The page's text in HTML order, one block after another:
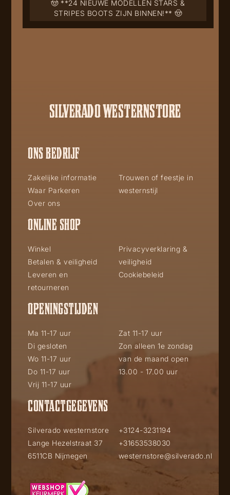
🤠 **24 NIEUWE MODELLEN STARS &
STRIPES BOOTS ZIJN BINNEN!** 🤠
SILVERADO WESTERNSTORE
ONS BEDRIJF
Zakelijke informatie
Waar Parkeren
Over ons
Trouwen of feestje in
westernstijl
ONLINE SHOP
Winkel
Betalen & veiligheid
Leveren en
retourneren
Privacyverklaring &
veiligheid
Cookiebeleid
OPENINGSTIJDEN
Ma 11-17 uur
Di gesloten
Wo 11-17 uur
Do 11-17 uur
Vrij 11-17 uur
Zat 11-17 uur
Zon alleen 1e zondag
van de maand open
13.00 - 17.00 uur
CONTACTGEGEVENS
Silverado westernstore
Lange Hezelstraat 37
6511CB Nijmegen
+3124-3231194
+31653538030
westernstore@silverado.nl